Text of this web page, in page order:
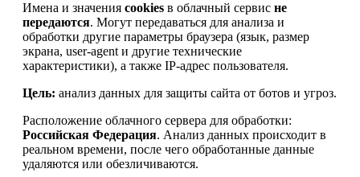
Имена и значения cookies в облачный сервис не
передаются. Могут передаваться для анализа и
обработки другие параметры браузера (язык, размер
экрана, user-agent и другие технические
характеристики), а также IP-адрес пользователя.
Цель: анализ данных для защиты сайта от ботов и угроз.
Расположение облачного сервера для обработки:
Российская Федерация. Анализ данных происходит в
реальном времени, после чего обработанные данные
удаляются или обезличиваются.